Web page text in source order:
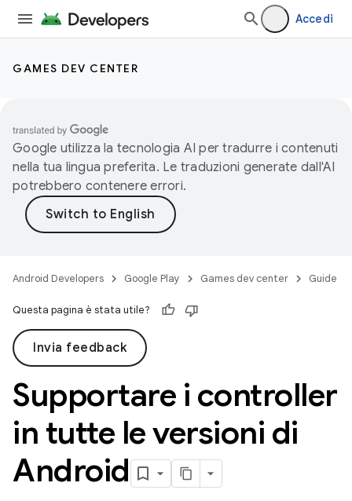
Accedi
GAMES DEV CENTER
Google utilizza la tecnologia AI per tradurre i contenuti
nella tua lingua preferita. Le traduzioni generate dall'AI
potrebbero contenere errori.
Android Developers Google Play Games dev center Guide
Questa pagina è stata utile?
Invia feedback
Supportare i controller
in tutte le versioni di
Android